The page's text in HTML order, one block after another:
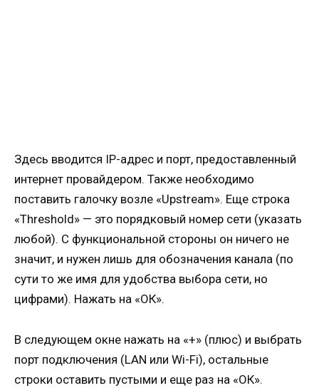
Здесь вводится IP-адрес и порт, предоставленный
интернет провайдером. Также необходимо
поставить галочку возле «Upstream». Еще строка
«Threshold» — это порядковый номер сети (указать
любой). С функциональной стороны он ничего не
значит, и нужен лишь для обозначения канала (по
сути то же имя для удобства выбора сети, но
цифрами). Нажать на «ОК».
В следующем окне нажать на «+» (плюс) и выбрать
порт подключения (LAN или Wi-Fi), остальные
строки оставить пустыми и еще раз на «ОК».